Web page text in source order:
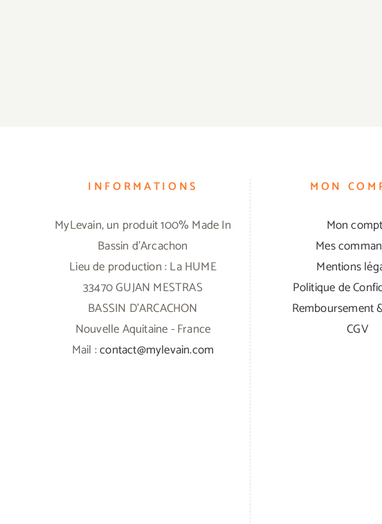
INFORMATIONS
MyLevain, un produit 100% Made In
Bassin d'Arcachon
Lieu de production : La HUME
33470 GUJAN MESTRAS
BASSIN D'ARCACHON
Nouvelle Aquitaine - France
Mail :contact@mylevain.com
MON
Mon
Mes
Mentions
Politique de
Remboursement
CGV